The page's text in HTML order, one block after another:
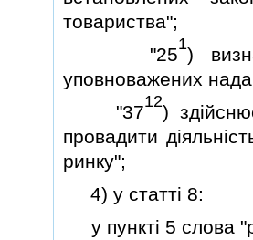
товариства";
"251)
уповноважених
"3712)
провадити
ринку";
4) у статтi 8:
у пунктi 5 слова